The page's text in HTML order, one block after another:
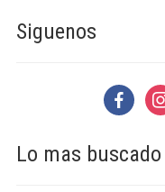
Siguenos
facebook
Lo mas buscado